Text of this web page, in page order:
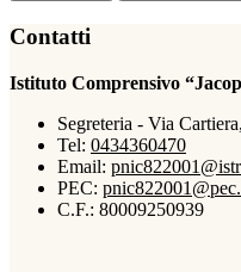
Contatti
Istituto Comprensivo
Segreteria - Via
Tel: 0434360470
Email:
PEC:
C.F.: 80009250939